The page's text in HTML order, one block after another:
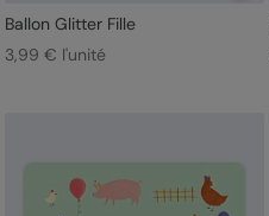
Ballon Glitter Fille
3,99 € l'unité